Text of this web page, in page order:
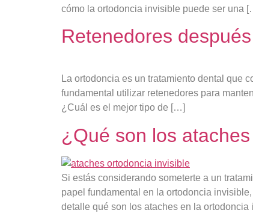
cómo la ortodoncia invisible puede ser una
Retenedores
La ortodoncia es un tratamiento dental que
fundamental utilizar retenedores para
¿Cuál es el mejor tipo de […]
¿Qué son los
Si estás considerando someterte a un
papel fundamental en la ortodoncia
detalle qué son los ataches en la